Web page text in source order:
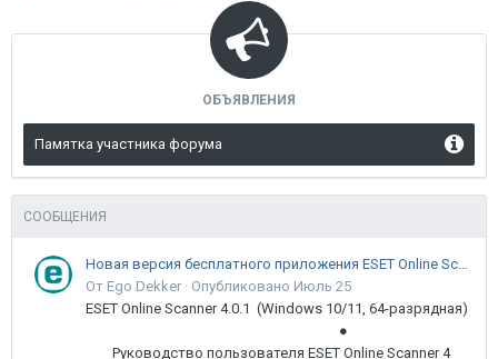
ОБЪЯВЛЕНИЯ
Памятка участника форума
СООБЩЕНИЯ
Новая версия бесплатного приложения ESET Online Scanner доступна пользователям
От Ego Dekker · Опубликовано Июль 25
ESET Online Scanner 4.0.1 (Windows 10/11, 64-разрядная)
●
Руководство пользователя ESET Online Scanner 4